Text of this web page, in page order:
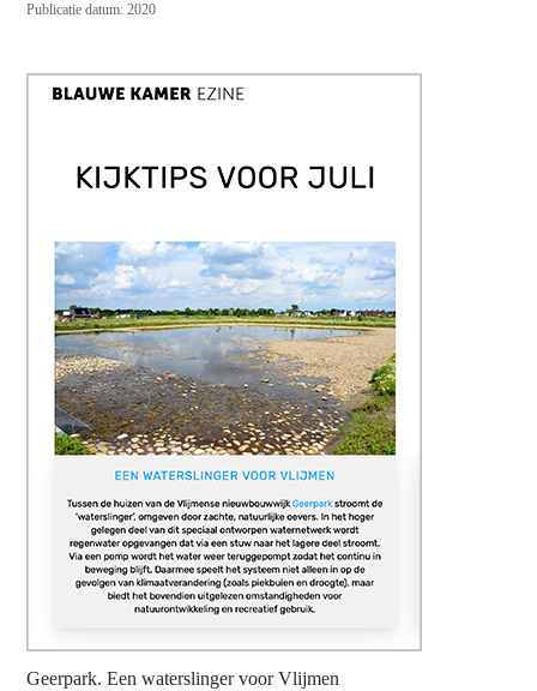
Publicatie datum: 2020
Geerpark. Een waterslinger voor Vlijmen